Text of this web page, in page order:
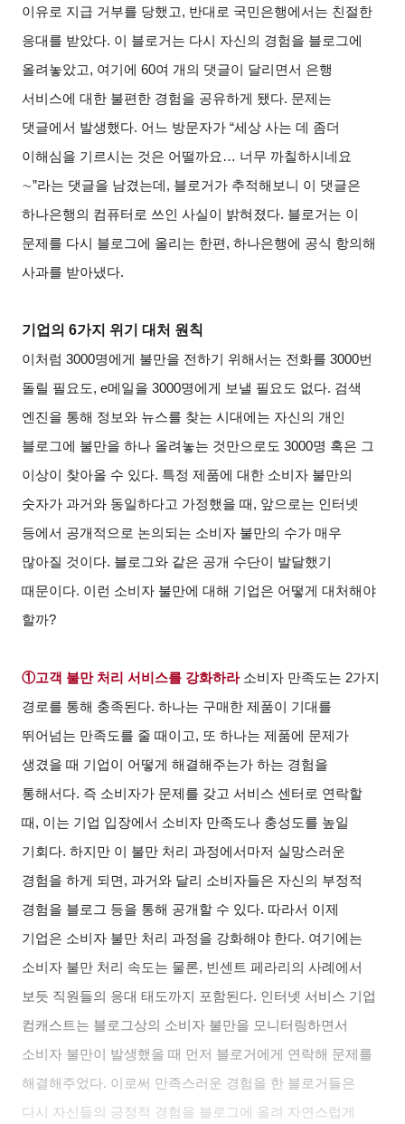
이유로 지급 거부를 당했고, 반대로 국민은행에서는 친절한
응대를 받았다. 이 블로거는 다시 자신의 경험을 블로그에
올려놓았고, 여기에 60여 개의 댓글이 달리면서 은행
서비스에 대한 불편한 경험을 공유하게 됐다. 문제는
댓글에서 발생했다. 어느 방문자가 “세상 사는 데 좀더
이해심을 기르시는 것은 어떨까요… 너무 까칠하시네요
∼”라는 댓글을 남겼는데, 블로거가 추적해보니 이 댓글은
하나은행의 컴퓨터로 쓰인 사실이 밝혀졌다. 블로거는 이
문제를 다시 블로그에 올리는 한편, 하나은행에 공식 항의해
사과를 받아냈다.
기업의 6가지 위기 대처 원칙
이처럼 3000명에게 불만을 전하기 위해서는 전화를 3000번
돌릴 필요도, e메일을 3000명에게 보낼 필요도 없다. 검색
엔진을 통해 정보와 뉴스를 찾는 시대에는 자신의 개인
블로그에 불만을 하나 올려놓는 것만으로도 3000명 혹은 그
이상이 찾아올 수 있다. 특정 제품에 대한 소비자 불만의
숫자가 과거와 동일하다고 가정했을 때, 앞으로는 인터넷
등에서 공개적으로 논의되는 소비자 불만의 수가 매우
많아질 것이다. 블로그와 같은 공개 수단이 발달했기
때문이다. 이런 소비자 불만에 대해 기업은 어떻게 대처해야
할까?
①고객 불만 처리 서비스를 강화하라소비자 만족도는 2가지
경로를 통해 충족된다. 하나는 구매한 제품이 기대를
뛰어넘는 만족도를 줄 때이고, 또 하나는 제품에 문제가
생겼을 때 기업이 어떻게 해결해주는가 하는 경험을
통해서다. 즉 소비자가 문제를 갖고 서비스 센터로 연락할
때, 이는 기업 입장에서 소비자 만족도나 충성도를 높일
기회다. 하지만 이 불만 처리 과정에서마저 실망스러운
경험을 하게 되면, 과거와 달리 소비자들은 자신의 부정적
경험을 블로그 등을 통해 공개할 수 있다. 따라서 이제
기업은 소비자 불만 처리 과정을 강화해야 한다. 여기에는
소비자 불만 처리 속도는 물론, 빈센트 페라리의 사례에서
보듯 직원들의 응대 태도까지 포함된다. 인터넷 서비스 기업
컴캐스트는 블로그상의 소비자 불만을 모니터링하면서
소비자 불만이 발생했을 때 먼저 블로거에게 연락해 문제를
해결해주었다. 이로써 만족스러운 경험을 한 블로거들은
다시 자신들의 긍정적 경험을 블로그에 올려 자연스럽게